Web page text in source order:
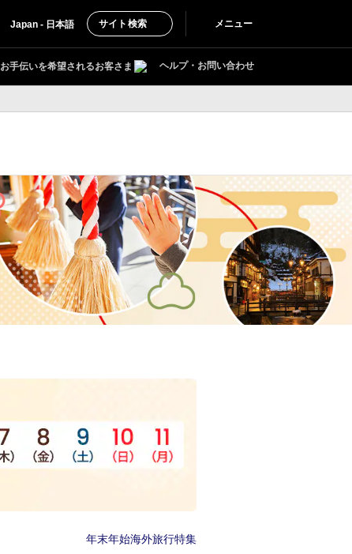
Japan - 日本語 サイト検索 メニュー
お手伝いを希望されるお客さま ヘルプ・お問い合わせ
年末年始海外旅行特集